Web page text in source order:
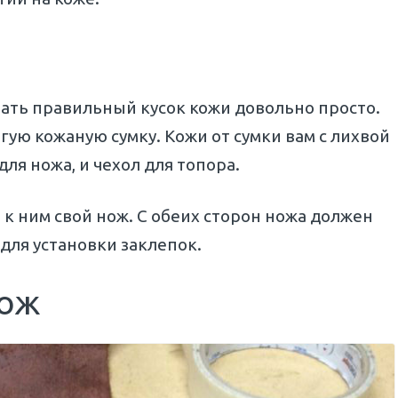
правильный кусок кожи довольно просто.
кожаную сумку. Кожи от сумки вам с лихвой
ножа, и чехол для топора.
ним свой нож. С обеих сторон ножа должен
установки заклепок.